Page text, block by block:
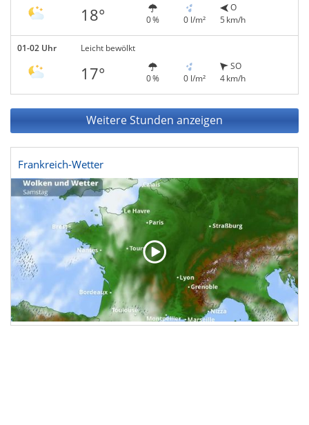
18° 0 % 0 l/m²
O
5 km/h
01-02 Uhr Leicht bewölkt
17° 0 % 0 l/m²
SO
4 km/h
Weitere Stunden anzeigen
Frankreich-Wetter